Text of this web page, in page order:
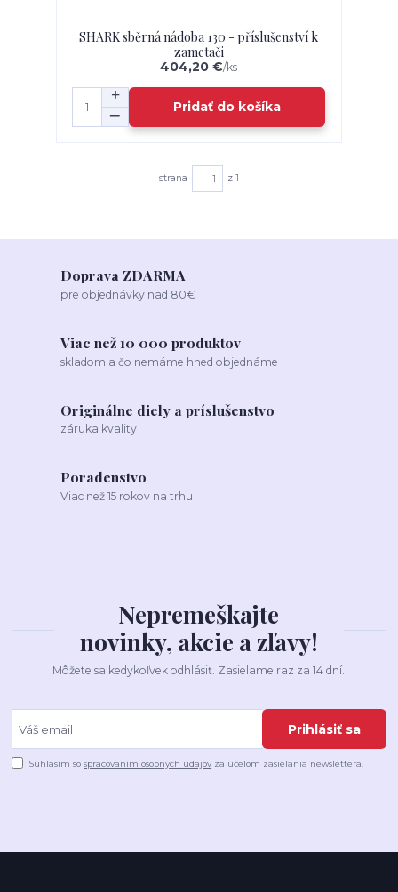
SHARK sběrná nádoba 130 - příslušenství k
zametači
404,20 €/ks
Pridať do košíka
strana z 1
Doprava ZDARMA
pre objednávky nad 80€
Viac než 10 000 produktov
skladom a čo nemáme hned objednáme
Originálne diely a príslušenstvo
záruka kvality
Poradenstvo
Viac než 15 rokov na trhu
Nepremeškajte
novinky, akcie a zľavy!
Môžete sa kedykoľvek odhlásiť. Zasielame raz za 14 dní.
Prihlásiť sa
Súhlasím sospracovaním osobných údajov za účelom zasielania newslettera.